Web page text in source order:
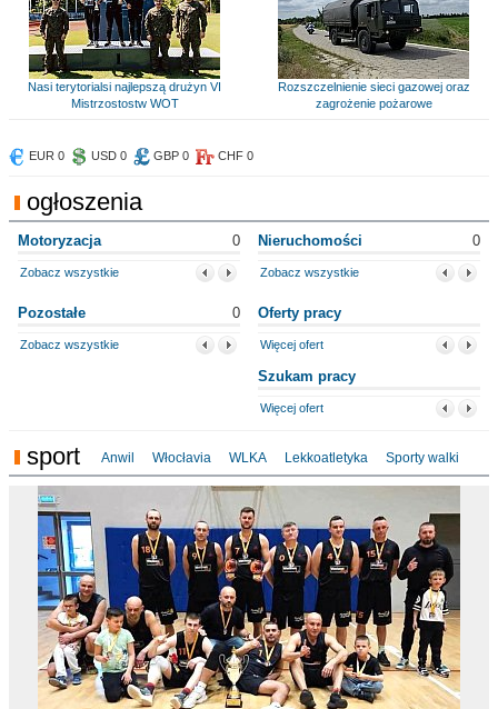
Nasi terytorialsi najlepszą drużyn VI
Mistrzostostw WOT
Rozszczelnienie sieci gazowej oraz
zagrożenie pożarowe
EUR 0 USD 0 GBP 0 CHF 0
ogłoszenia
Motoryzacja 0
Zobacz wszystkie
Nieruchomości 0
Zobacz wszystkie
Pozostałe 0
Zobacz wszystkie
Oferty pracy
Więcej ofert
Szukam pracy
Więcej ofert
sport Anwil Włocłavia WLKA Lekkoatletyka Sporty walki